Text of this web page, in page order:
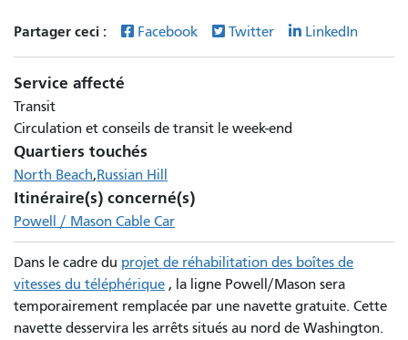
Partager ceci : Facebook Twitter LinkedIn
Service affecté
Transit
Circulation et conseils de transit le week-end
Quartiers touchés
North Beach Russian Hill
Itinéraire(s) concerné(s)
Powell / Mason Cable Car
Dans le cadre du projet de réhabilitation des boîtes de
vitesses du téléphérique , la ligne Powell/Mason sera
temporairement remplacée par une navette gratuite. Cette
navette desservira les arrêts situés au nord de Washington.